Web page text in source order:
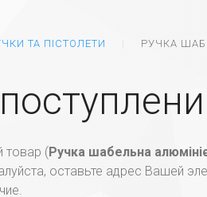
ТА ПІСТОЛЕТИ РУЧКА
товар (Ручка шабельна
оставьте адрес Вашей